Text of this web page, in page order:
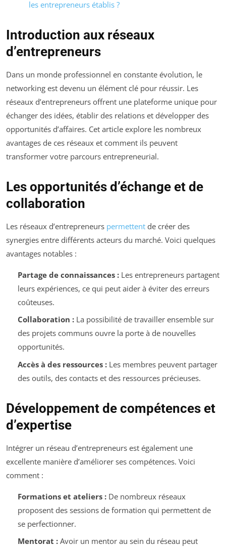
les entrepreneurs établis ?
Introduction aux réseaux
d’entrepreneurs
Dans un monde professionnel en constante évolution, le
networking est devenu un élément clé pour réussir. Les
réseaux d’entrepreneurs offrent une plateforme unique pour
échanger des idées, établir des relations et développer des
opportunités d’affaires. Cet article explore les nombreux
avantages de ces réseaux et comment ils peuvent
transformer votre parcours entrepreneurial.
Les opportunités d’échange et de
collaboration
Les réseaux d’entrepreneurs permettent de créer des
synergies entre différents acteurs du marché. Voici quelques
avantages notables :
Partage de connaissances :Les entrepreneurs partagent
leurs expériences, ce qui peut aider à éviter des erreurs
coûteuses.
Collaboration :La possibilité de travailler ensemble sur
des projets communs ouvre la porte à de nouvelles
opportunités.
Accès à des ressources :Les membres peuvent partager
des outils, des contacts et des ressources précieuses.
Développement de compétences et
d’expertise
Intégrer un réseau d’entrepreneurs est également une
excellente manière d’améliorer ses compétences. Voici
comment :
Formations et ateliers :De nombreux réseaux
proposent des sessions de formation qui permettent de
se perfectionner.
Mentorat :Avoir un mentor au sein du réseau peut